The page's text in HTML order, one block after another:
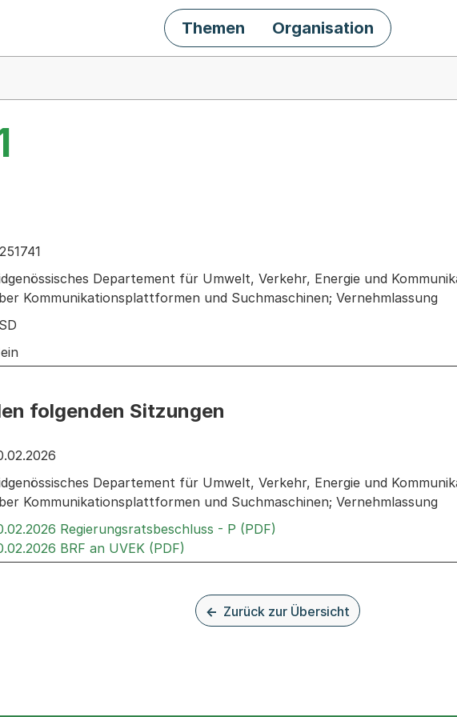
Themen Organisation
Geschäft
Departement für Umwelt, Verkehr, Energie und
Kommunikationsplattformen und Suchmaschinen; Vernehmlassung
folgenden Sitzungen
Sitzungen: Informationen zu den Sitzungen zum Geschäft
Departement für Umwelt, Verkehr, Energie und
Kommunikationsplattformen und Suchmaschinen; Vernehmlassung
Regierungsratsbeschluss - P (PDF)
BRF an UVEK (PDF)
Zurück zur Übersicht